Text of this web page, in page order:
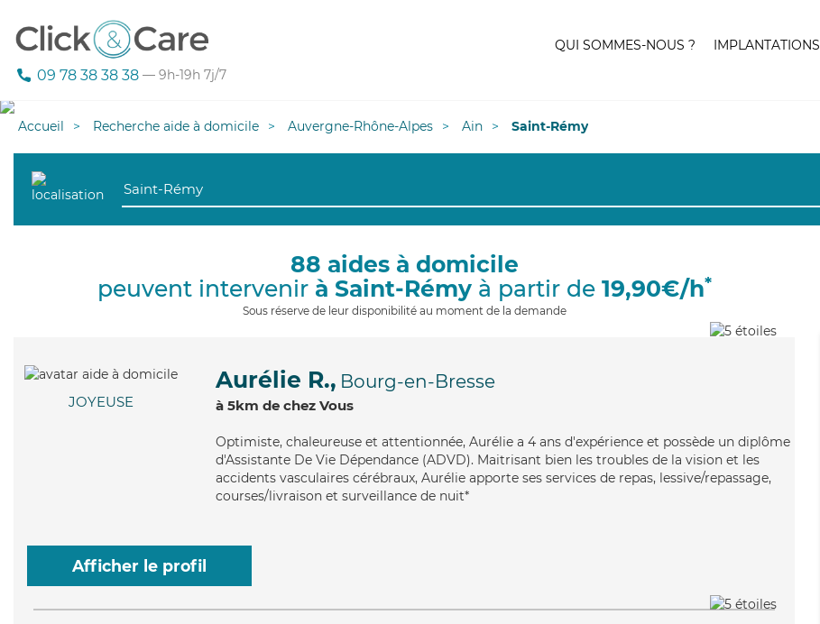
09 78 38 38 38 — 9h-19h 7j/7
QUI SOMMES-NOUS ? IMPLANTATIONS
Accueil Recherche aide à domicile Auvergne-Rhône-Alpes Ain Saint-Rémy
88 aides à domicile
peuvent intervenir à Saint-Rémyà partir de 19,90€/h*
Sous réserve de leur disponibilité au moment de la demande
JOYEUSE
Aurélie R., Bourg-en-Bresse
à 5km de chez Vous
Optimiste, chaleureuse et attentionnée, Aurélie a 4 ans d'expérience et possède un diplôme
d'Assistante De Vie Dépendance (ADVD). Maitrisant bien les troubles de la vision et les
accidents vasculaires cérébraux, Aurélie apporte ses services de repas, lessive/repassage,
courses/livraison et surveillance de nuit*
Afficher le profil